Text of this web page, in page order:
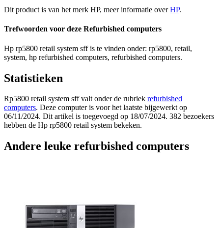
Dit product is van het merk HP, meer informatie overHP.
Trefwoorden voor deze Refurbished computers
Hp rp5800 retail system sff is te vinden onder: rp5800, retail,
system, hp refurbished computers, refurbished computers.
Statistieken
Rp5800 retail system sff valt onder de rubriek refurbished
computers. Deze computer is voor het laatste bijgewerkt op
06/11/2024. Dit artikel is toegevoegd op 18/07/2024. 382 bezoekers
hebben de Hp rp5800 retail system bekeken.
Andere leuke refurbished computers